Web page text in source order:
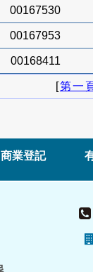
00167530
00167953
00168411
[第一
商業登記